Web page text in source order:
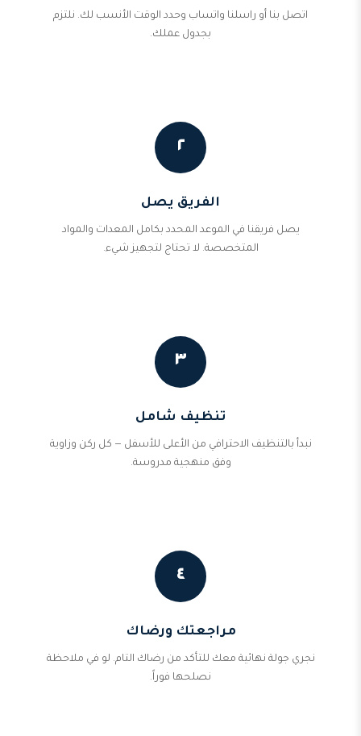
اتصل بنا أو راسلنا واتساب وحدد الوقت الأنسب لك. نلتزم
بجدول عملك.
٢
الفريق يصل
يصل فريقنا في الموعد المحدد بكامل المعدات والمواد
المتخصصة. لا تحتاج لتجهيز شيء.
٣
تنظيف شامل
نبدأ بالتنظيف الاحترافي من الأعلى للأسفل — كل ركن وزاوية
وفق منهجية مدروسة.
٤
مراجعتك ورضاك
نجري جولة نهائية معك للتأكد من رضاك التام. لو في ملاحظة
نصلحها فوراً.